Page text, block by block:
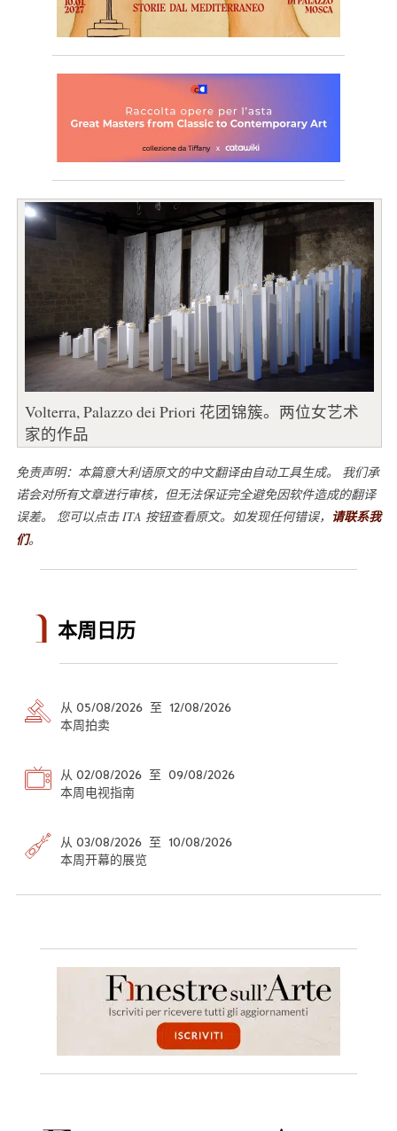
Volterra, Palazzo dei Priori 花团锦簇。两位女艺术
家的作品
免责声明：本篇意大利语原文的中文翻译由自动工具生成。 我们承
诺会对所有文章进行审核，但无法保证完全避免因软件造成的翻译
误差。 您可以点击 ITA 按钮查看原文。如发现任何错误， 请联系我
们。
本周日历
从 05/08/2026 至 12/08/2026
本周拍卖
从 02/08/2026 至 09/08/2026
本周电视指南
从 03/08/2026 至 10/08/2026
本周开幕的展览